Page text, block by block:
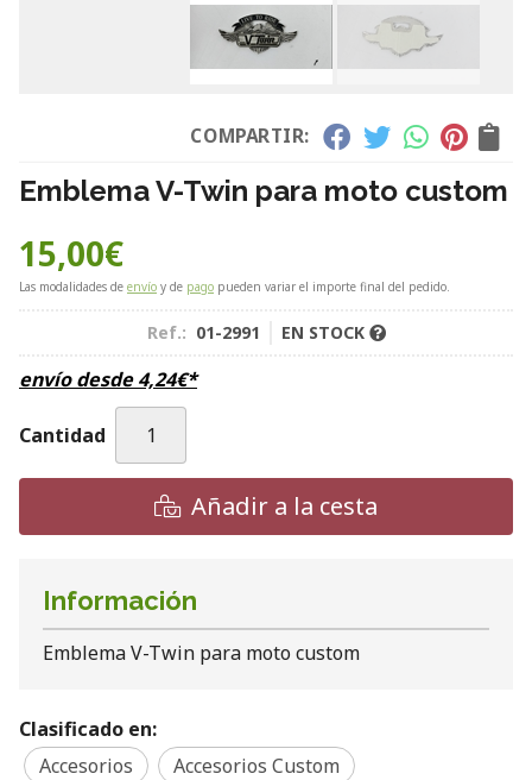
COMPARTIR:
Emblema V-Twin para moto custom
15,00€
Las modalidades de envío y de pago pueden variar el importe final del pedido.
Ref.: 01-2991 EN STOCK
envío desde4,24€*
Cantidad
Añadir a la cesta
Información
Emblema V-Twin para moto custom
Clasificado en:
Accesorios
Accesorios Custom